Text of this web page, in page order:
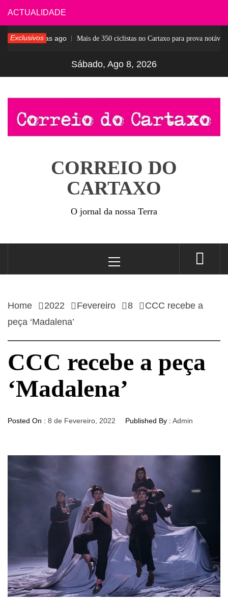
Skip
to
content
ACTUALIDADE
Exclusivos6 dias ago Mais de 350 ciclistas no Cartaxo para prova notável
Sábado, Ago 8, 2026
CORREIO DO
CARTAXO
O jornal da nossa Terra
Menu
Home 2022 Fevereiro 8
CCC recebe a
peça ‘Madalena’
CCC recebe a peça
‘Madalena’
Posted On : 8 de Fevereiro, 2022 Published By : Admin